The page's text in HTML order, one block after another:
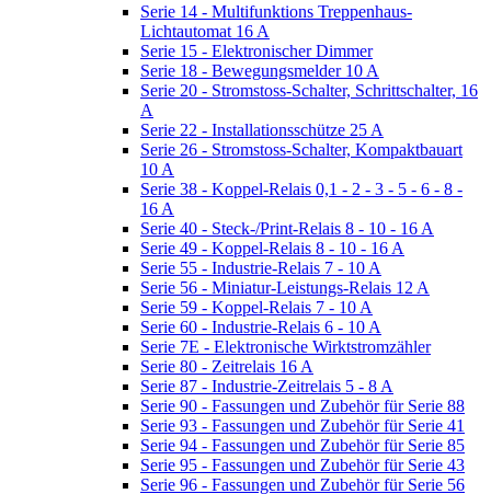
Serie 14 - Multifunktions Treppenhaus-
Lichtautomat 16 A
Serie 15 - Elektronischer Dimmer
Serie 18 - Bewegungsmelder 10 A
Serie 20 - Stromstoss-Schalter, Schrittschalter, 16
A
Serie 22 - Installationsschütze 25 A
Serie 26 - Stromstoss-Schalter, Kompaktbauart
10 A
Serie 38 - Koppel-Relais 0,1 - 2 - 3 - 5 - 6 - 8 -
16 A
Serie 40 - Steck-/Print-Relais 8 - 10 - 16 A
Serie 49 - Koppel-Relais 8 - 10 - 16 A
Serie 55 - Industrie-Relais 7 - 10 A
Serie 56 - Miniatur-Leistungs-Relais 12 A
Serie 59 - Koppel-Relais 7 - 10 A
Serie 60 - Industrie-Relais 6 - 10 A
Serie 7E - Elektronische Wirktstromzähler
Serie 80 - Zeitrelais 16 A
Serie 87 - Industrie-Zeitrelais 5 - 8 A
Serie 90 - Fassungen und Zubehör für Serie 88
Serie 93 - Fassungen und Zubehör für Serie 41
Serie 94 - Fassungen und Zubehör für Serie 85
Serie 95 - Fassungen und Zubehör für Serie 43
Serie 96 - Fassungen und Zubehör für Serie 56